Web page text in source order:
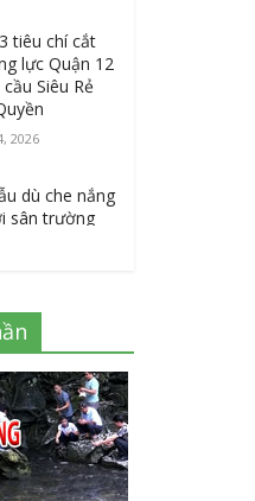
tiêu chí cắt
lực Quận 12
Siêu Rẻ
2026
dù che nắng
sân trường
các
dụng nhiều
8 đại lý bán
sinh giá sỉ
uy tín được